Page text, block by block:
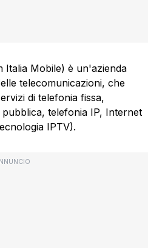
Italia Mobile) è un'azienda
telecomunicazioni, che
di telefonia fissa,
telefonia IP, Internet
IPTV).